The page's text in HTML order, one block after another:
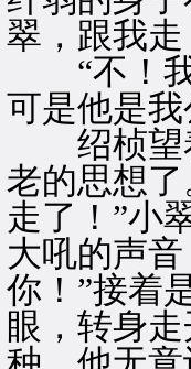
翠，跟我走
“不！我
可是他是
绍桢望着
老的思想
走了！”小
大吼的声
你！”接着
眼，转身